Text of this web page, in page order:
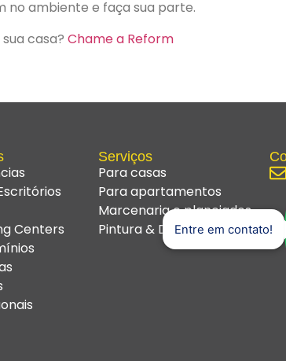
no ambiente e faça sua parte.
casa? Chame a Reform
Centers
Serviços
Para casas
Para apartamentos
Marcenaria e planejados
Pintura & DecoraçãoEntre em contato!